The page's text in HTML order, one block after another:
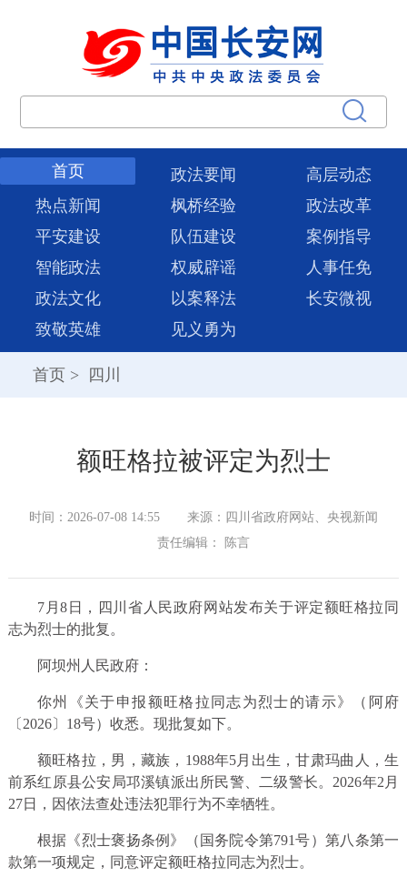
首页 政法要闻
高层动态
热点新闻
枫桥经验
政法改革
平安建设
队伍建设
案例指导
智能政法
权威辟谣
人事任免
政法文化
以案释法
长安微视
致敬英雄
见义勇为
首页 > 四川
额旺格拉被评定为烈士
时间：2026-07-08 14:55
来源：四川省政府网站、央视新闻
责任编辑： 陈言
7月8日，四川省人民政府网站发布关于评定额旺格拉同
志为烈士的批复。
阿坝州人民政府：
你州《关于申报额旺格拉同志为烈士的请示》（阿府
〔2026〕18号）收悉。现批复如下。
额旺格拉，男，藏族，1988年5月出生，甘肃玛曲人，生
前系红原县公安局邛溪镇派出所民警、二级警长。2026年2月
27日，因依法查处违法犯罪行为不幸牺牲。
根据《烈士褒扬条例》（国务院令第791号）第八条第一
款第一项规定，同意评定额旺格拉同志为烈士。